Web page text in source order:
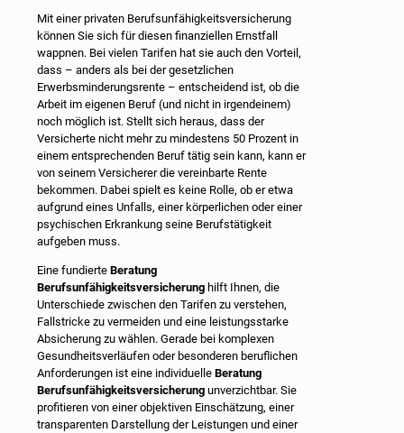
Mit einer privaten Berufsunfähigkeitsversicherung
können Sie sich für diesen finanziellen Ernstfall
wappnen. Bei vielen Tarifen hat sie auch den Vorteil,
dass – anders als bei der gesetzlichen
Erwerbsminderungsrente – entscheidend ist, ob die
Arbeit im eigenen Beruf (und nicht in irgendeinem)
noch möglich ist. Stellt sich heraus, dass der
Versicherte nicht mehr zu mindestens 50 Prozent in
einem entsprechenden Beruf tätig sein kann, kann er
von seinem Versicherer die vereinbarte Rente
bekommen. Dabei spielt es keine Rolle, ob er etwa
aufgrund eines Unfalls, einer körperlichen oder einer
psychischen Erkrankung seine Berufstätigkeit
aufgeben muss.
Eine fundierte Beratung
Berufsunfähigkeitsversicherung hilft Ihnen, die
Unterschiede zwischen den Tarifen zu verstehen,
Fallstricke zu vermeiden und eine leistungsstarke
Absicherung zu wählen. Gerade bei komplexen
Gesundheitsverläufen oder besonderen beruflichen
Anforderungen ist eine individuelle Beratung
Berufsunfähigkeitsversicherung unverzichtbar. Sie
profitieren von einer objektiven Einschätzung, einer
transparenten Darstellung der Leistungen und einer